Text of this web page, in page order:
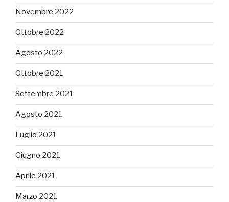
Novembre 2022
Ottobre 2022
Agosto 2022
Ottobre 2021
Settembre 2021
Agosto 2021
Luglio 2021
Giugno 2021
Aprile 2021
Marzo 2021